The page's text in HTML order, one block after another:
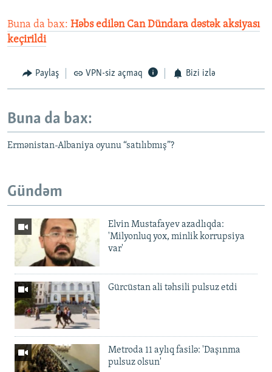
Buna da bax: Həbs edilən Can Dündara dəstək aksiyası
keçirildi
Paylaş VPN-siz açmaq Bizi izlə
Buna da bax:
Ermənistan-Albaniya oyunu “satılıbmış”?
Gündəm
Elvin Mustafayev azadlıqda:
'Milyonluq yox, minlik korrupsiya
var'
Gürcüstan ali təhsili pulsuz etdi
Metroda 11 aylıq fasilə: 'Daşınma
pulsuz olsun'